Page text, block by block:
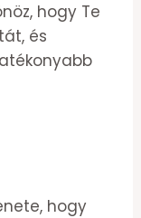
hogy Te
és
hogy